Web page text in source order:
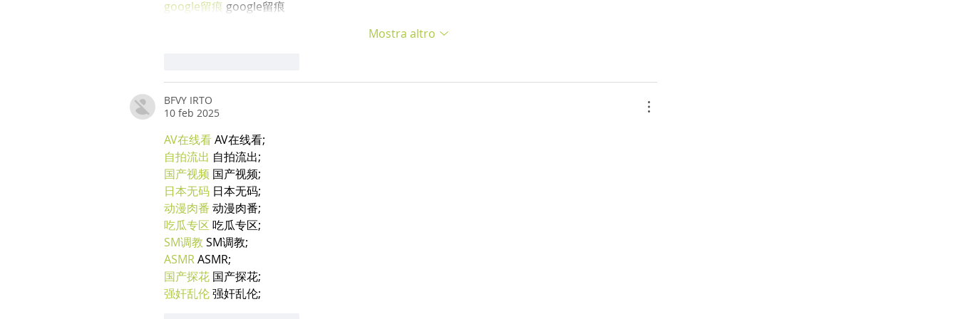
google留痕 google留痕
Mostra altro
BFVY IRTO
10 feb 2025
AV在线看 AV在线看;
自拍流出 自拍流出;
国产视频 国产视频;
日本无码 日本无码;
动漫肉番 动漫肉番;
吃瓜专区 吃瓜专区;
SM调教 SM调教;
ASMR ASMR;
国产探花 国产探花;
强奸乱伦 强奸乱伦;